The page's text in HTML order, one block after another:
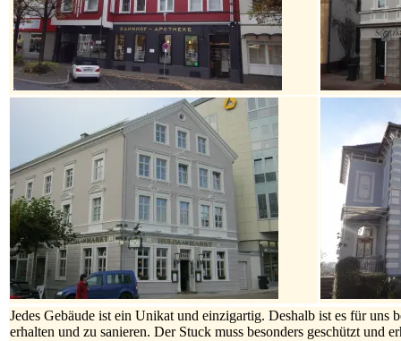
Jedes Gebäude ist ein Unikat und einzigartig. Deshalb ist es für uns
erhalten und zu sanieren. Der Stuck muss besonders geschützt und